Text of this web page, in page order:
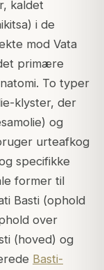
kaldet
i de
mod Vata
primære
To typer
klyster, der
og
urteafkog
specifikke
former til
Basti (ophold
over
(hoved) og
Basti-